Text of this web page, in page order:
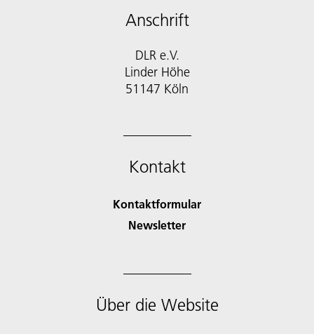
Anschrift
DLR e.V.
Linder Höhe
51147 Köln
Kontakt
Kontaktformular
Newsletter
Über die Website